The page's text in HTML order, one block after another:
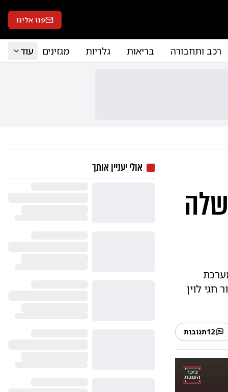
פנו אלינו
רכב ותחבורה בריאות גלריות מגזינים עוד
חגי לוין
12תגובות
אולי יעניין אותך